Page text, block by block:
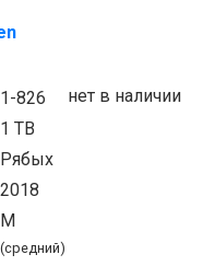
нет в наличии
1-826
1 TB
Рябых
2018
M
(средний)